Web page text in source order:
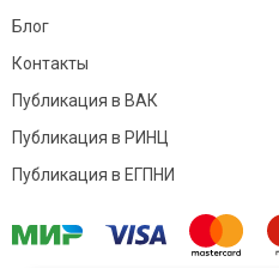
Блог
Контакты
Публикация в ВАК
Публикация в РИНЦ
Публикация в ЕГПНИ